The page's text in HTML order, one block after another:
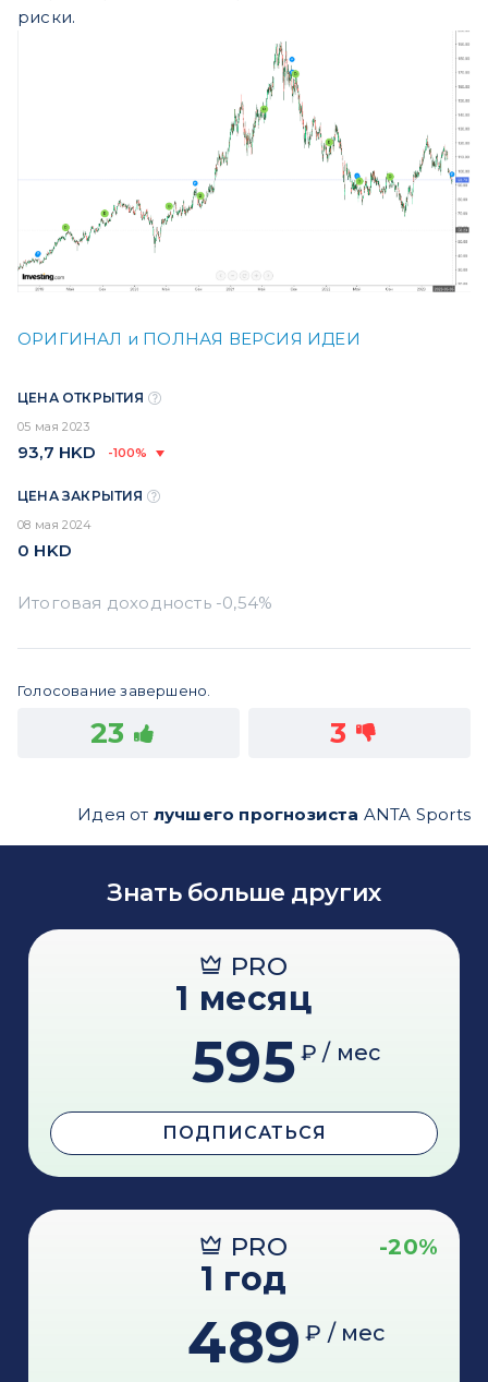
риски.
ОРИГИНАЛ и ПОЛНАЯ ВЕРСИЯ ИДЕИ
ЦЕНА ОТКРЫТИЯ
05 мая 2023
93,7 HKD -100%
ЦЕНА ЗАКРЫТИЯ
08 мая 2024
0 HKD
Голосование завершено.
23 3
Идея от лучшего прогнозиста ANTA Sports
Знать больше других
PRO
1 месяц
595 ₽ / мес
ПОДПИСАТЬСЯ
PRO -20%
1 год
489 ₽ / мес